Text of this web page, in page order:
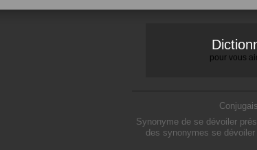
pour vous
Synonyme de se dévoiler
des synonymes se